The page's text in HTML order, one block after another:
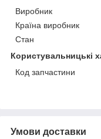
Виробник
Країна виробник
Стан
Користувальницькі
Код запчастини
Умови доставки